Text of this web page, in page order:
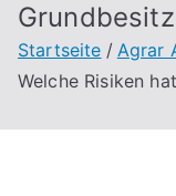
Startseite
Agrar
Welche Risiken